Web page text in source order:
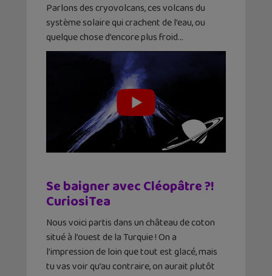
Parlons des cryovolcans, ces volcans du
système solaire qui crachent de l’eau, ou
quelque chose d’encore plus froid…
Se baigner avec Cléopâtre ?!
CuriosiTea
Nous voici partis dans un château de coton
situé à l’ouest de la Turquie ! On a
l’impression de loin que tout est glacé, mais
tu vas voir qu’au contraire, on aurait plutôt